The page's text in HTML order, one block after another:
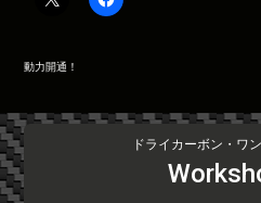
投
ナ
ビ
ゲ
ー
動力開通！
ドライカーボン・ワ